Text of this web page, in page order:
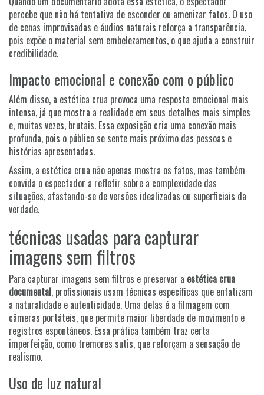
percebe que não há tentativa de esconder ou amenizar fatos. O uso
de cenas improvisadas e áudios naturais reforça a transparência,
pois expõe o material sem embelezamentos, o que ajuda a construir
credibilidade.
Impacto emocional e conexão com o público
Além disso, a estética crua provoca uma resposta emocional mais
intensa, já que mostra a realidade em seus detalhes mais simples
e, muitas vezes, brutais. Essa exposição cria uma conexão mais
profunda, pois o público se sente mais próximo das pessoas e
histórias apresentadas.
Assim, a estética crua não apenas mostra os fatos, mas também
convida o espectador a refletir sobre a complexidade das
situações, afastando-se de versões idealizadas ou superficiais da
verdade.
técnicas usadas para capturar
imagens sem filtros
Para capturar imagens sem filtros e preservar a estética crua
documental, profissionais usam técnicas específicas que enfatizam
a naturalidade e autenticidade. Uma delas é a filmagem com
câmeras portáteis, que permite maior liberdade de movimento e
registros espontâneos. Essa prática também traz certa
imperfeição, como tremores sutis, que reforçam a sensação de
realismo.
Uso de luz natural